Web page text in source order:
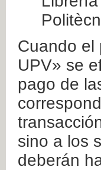
Cuando el
UPV» se
pago de
sino a los
deberán